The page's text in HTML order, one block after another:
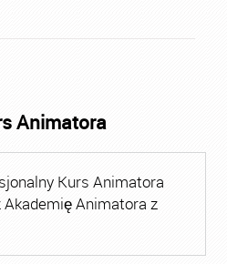
Animatora
Kurs Animatora
Animatora z